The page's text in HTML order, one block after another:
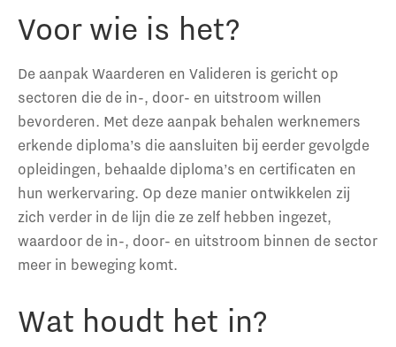
Voor wie is het?
De aanpak Waarderen en Valideren is gericht op
sectoren die de in-, door- en uitstroom willen
bevorderen. Met deze aanpak behalen werknemers
erkende diploma’s die aansluiten bij eerder gevolgde
opleidingen, behaalde diploma’s en certificaten en
hun werkervaring. Op deze manier ontwikkelen zij
zich verder in de lijn die ze zelf hebben ingezet,
waardoor de in-, door- en uitstroom binnen de sector
meer in beweging komt.
Wat houdt het in?